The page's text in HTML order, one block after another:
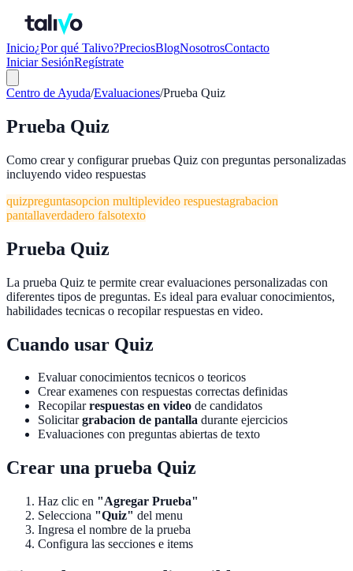
Inicio¿Por qué Talivo?PreciosBlogNosotrosContacto
Iniciar SesiónRegístrate
Centro de Ayuda/Evaluaciones/Prueba Quiz
Prueba Quiz
Como crear y configurar pruebas Quiz con preguntas personalizadas
incluyendo video respuestas
quizpreguntasopcion multiplevideo respuestagrabacion
pantallaverdadero falsotexto
Prueba Quiz
La prueba Quiz te permite crear evaluaciones personalizadas con
diferentes tipos de preguntas. Es ideal para evaluar conocimientos,
habilidades tecnicas o recopilar respuestas en video.
Cuando usar Quiz
Evaluar conocimientos tecnicos o teoricos
Crear examenes con respuestas correctas definidas
Recopilarrespuestas en video de candidatos
Solicitargrabacion de pantalla durante ejercicios
Evaluaciones con preguntas abiertas de texto
Crear una prueba Quiz
Haz clic en "Agregar Prueba"
Selecciona "Quiz" del menu
Ingresa el nombre de la prueba
Configura las secciones e items